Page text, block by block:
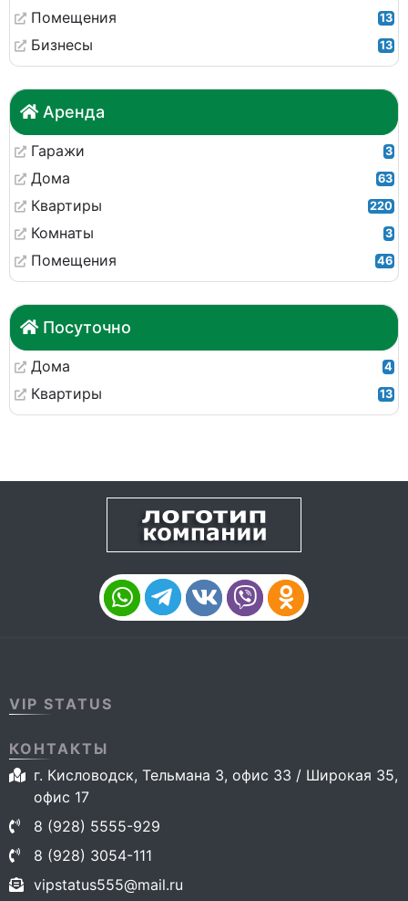
Помещения 13
Бизнесы 13
Аренда
Гаражи 3
Дома 63
Квартиры 220
Комнаты 3
Помещения 46
Посуточно
Дома 4
Квартиры 13
VIP STATUS
КОНТАКТЫ
г. Кисловодск, Тельмана 3, офис 33 / Широкая 35,
офис 17
8 (928) 5555-929
8 (928) 3054-111
vipstatus555@mail.ru